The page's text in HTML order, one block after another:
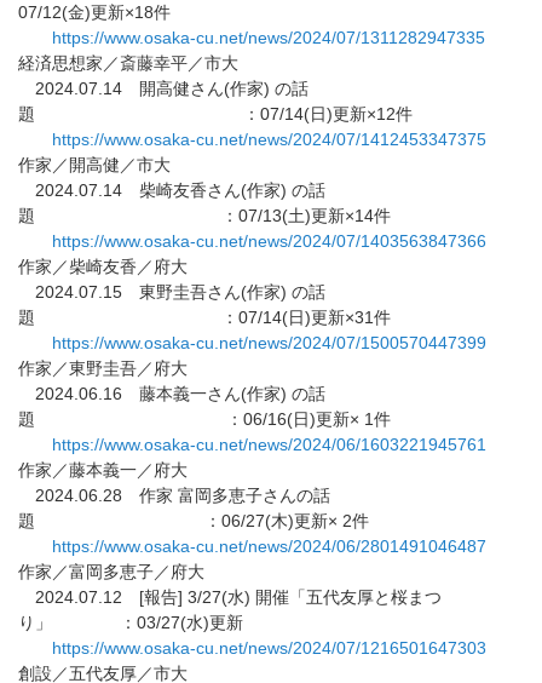
07/12(金)更新×18件
https://www.osaka-cu.net/news/2024/07/1311282947335
経済思想家／斎藤幸平／市大
2024.07.14 開高健さん(作家) の話
題 ：07/14(日)更新×12件
https://www.osaka-cu.net/news/2024/07/1412453347375
作家／開高健／市大
2024.07.14 柴崎友香さん(作家) の話
題 ：07/13(土)更新×14件
https://www.osaka-cu.net/news/2024/07/1403563847366
作家／柴崎友香／府大
2024.07.15 東野圭吾さん(作家) の話
題 ：07/14(日)更新×31件
https://www.osaka-cu.net/news/2024/07/1500570447399
作家／東野圭吾／府大
2024.06.16 藤本義一さん(作家) の話
題 ：06/16(日)更新× 1件
https://www.osaka-cu.net/news/2024/06/1603221945761
作家／藤本義一／府大
2024.06.28 作家 富岡多恵子さんの話
題 ：06/27(木)更新× 2件
https://www.osaka-cu.net/news/2024/06/2801491046487
作家／富岡多恵子／府大
2024.07.12 [報告] 3/27(水) 開催「五代友厚と桜まつ
り」 ：03/27(水)更新
https://www.osaka-cu.net/news/2024/07/1216501647303
創設／五代友厚／市大